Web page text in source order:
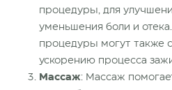
процедуры, для
уменьшения боли и
процедуры могут также
ускорению процесса
Массаж: Массаж